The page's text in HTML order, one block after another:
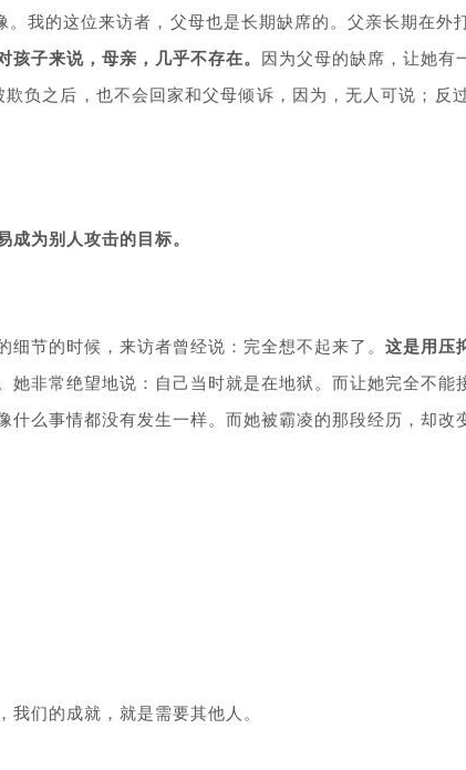
。我的这位来访者，父母也是长期缺席的。父亲长期在
孩子来说，母亲，几乎不存在。 因为父母的缺席，让她有
欺负之后，也不会回家和父母倾诉，因为，无人可说；
为别人攻击的目标。
节的时候，来访者曾经说：完全想不起来了。 这是用压
她非常绝望地说：自己当时就是在地狱。而让她完全不
么事情都没有发生一样。而她被霸凌的那段经历，却改
们的成就，就是需要其他人。